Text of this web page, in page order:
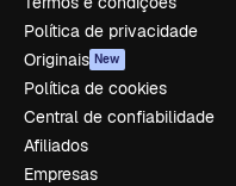
Política de privacidade
Originais New
Política de cookies
Central de confiabilidade
Afiliados
Empresas